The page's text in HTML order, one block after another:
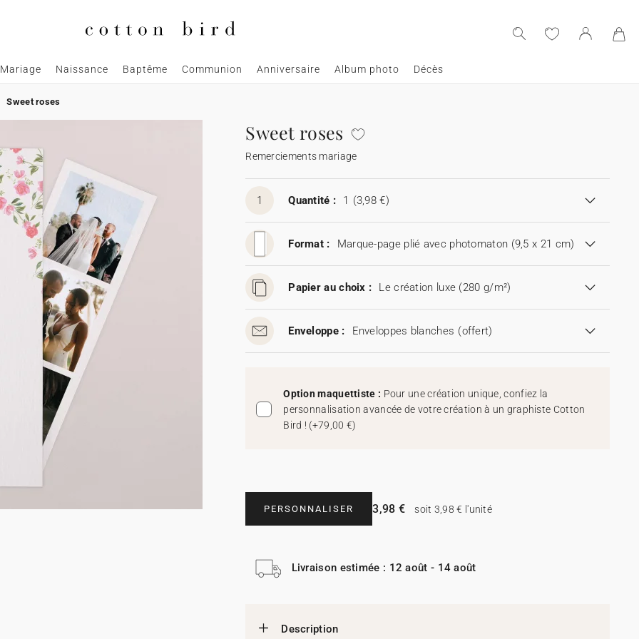
Mariage Naissance Baptême Communion Anniversaire Album photo Décès
Sweet roses
Sweet roses
Remerciements mariage
1 Quantité : 1 (3,98 €)
Format : Marque-page plié avec photomaton (9,5 x 21 cm)
Papier au choix : Le création luxe (280 g/m²)
Enveloppe : Enveloppes blanches (offert)
Option maquettiste : Pour une création unique, confiez la
personnalisation avancée de votre création à un graphiste Cotton
Bird ! (+79,00 €)
PERSONNALISER 3,98 € soit 3,98 € l'unité
Livraison estimée : 12 août - 14 août
Description